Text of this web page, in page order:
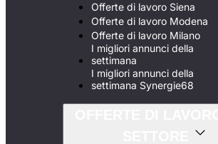
Offerte di lavoro Siena
Offerte di lavoro Modena
Offerte di lavoro Milano
I migliori annunci della
settimana
I migliori annunci della
settimana Synergie68